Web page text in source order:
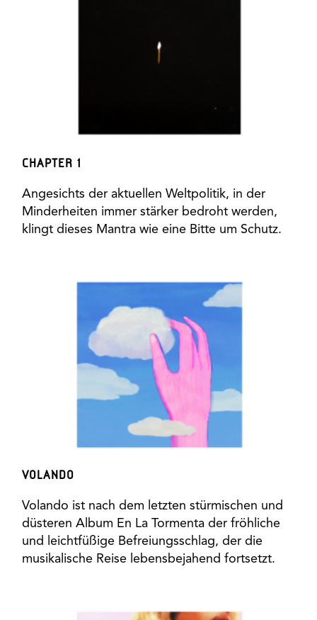
CHAPTER 1
Angesichts der aktuellen Weltpolitik, in der
Minderheiten immer stärker bedroht werden,
klingt dieses Mantra wie eine Bitte um Schutz.
VOLANDO
Volando ist nach dem letzten stürmischen und
düsteren Album En La Tormenta der fröhliche
und leichtfüßige Befreiungsschlag, der die
musikalische Reise lebensbejahend fortsetzt.